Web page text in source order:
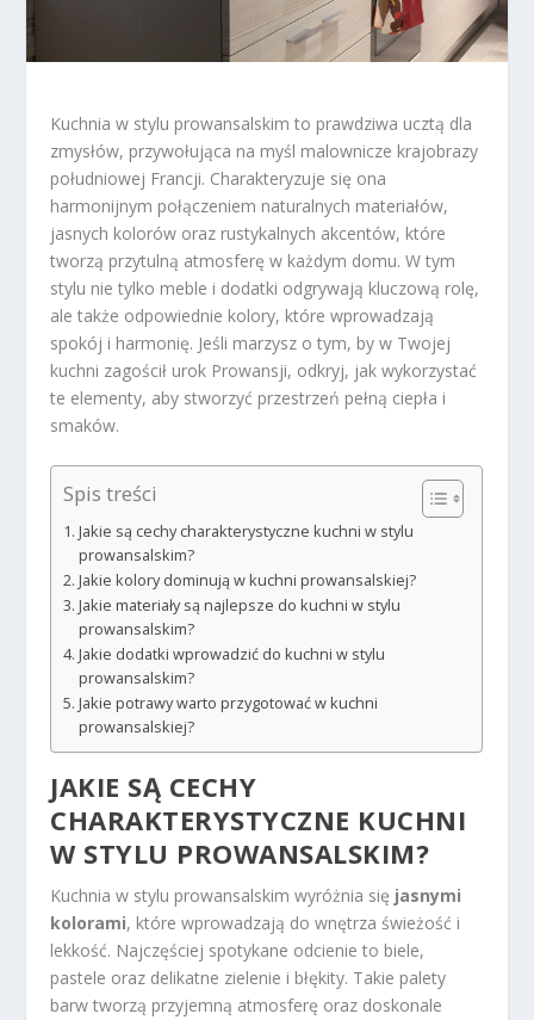
Kuchnia w stylu prowansalskim to prawdziwa ucztą dla
zmysłów, przywołująca na myśl malownicze krajobrazy
południowej Francji. Charakteryzuje się ona
harmonijnym połączeniem naturalnych materiałów,
jasnych kolorów oraz rustykalnych akcentów, które
tworzą przytulną atmosferę w każdym domu. W tym
stylu nie tylko meble i dodatki odgrywają kluczową rolę,
ale także odpowiednie kolory, które wprowadzają
spokój i harmonię. Jeśli marzysz o tym, by w Twojej
kuchni zagościł urok Prowansji, odkryj, jak wykorzystać
te elementy, aby stworzyć przestrzeń pełną ciepła i
smaków.
Spis treści
Jakie są cechy charakterystyczne kuchni w stylu
prowansalskim?
Jakie kolory dominują w kuchni prowansalskiej?
Jakie materiały są najlepsze do kuchni w stylu
prowansalskim?
Jakie dodatki wprowadzić do kuchni w stylu
prowansalskim?
Jakie potrawy warto przygotować w kuchni
prowansalskiej?
JAKIE SĄ CECHY
CHARAKTERYSTYCZNE KUCHNI
W STYLU PROWANSALSKIM?
Kuchnia w stylu prowansalskim wyróżnia się jasnymi
kolorami, które wprowadzają do wnętrza świeżość i
lekkość. Najczęściej spotykane odcienie to biele,
pastele oraz delikatne zielenie i błękity. Takie palety
barw tworzą przyjemną atmosferę oraz doskonale